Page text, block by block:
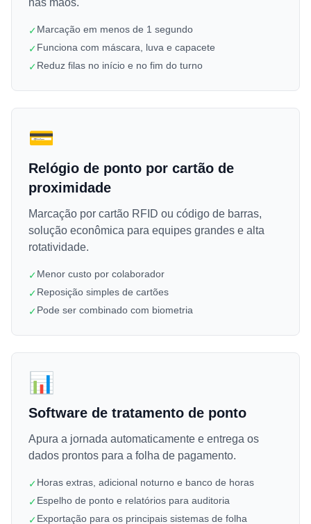
nas mãos.
✓Marcação em menos de 1 segundo
✓Funciona com máscara, luva e capacete
✓Reduz filas no início e no fim do turno
💳
Relógio de ponto por cartão de
proximidade
Marcação por cartão RFID ou código de barras,
solução econômica para equipes grandes e alta
rotatividade.
✓Menor custo por colaborador
✓Reposição simples de cartões
✓Pode ser combinado com biometria
📊
Software de tratamento de ponto
Apura a jornada automaticamente e entrega os
dados prontos para a folha de pagamento.
✓Horas extras, adicional noturno e banco de horas
✓Espelho de ponto e relatórios para auditoria
✓Exportação para os principais sistemas de folha